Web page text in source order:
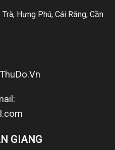
Hưng Phú, Cái Răng, Cần
GIANG